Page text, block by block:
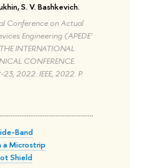
S. V. Bashkevich.
Conference on Actual
Engineering (APEDE’
INTERNATIONAL
CONFERENCE.
2022. IEEE, 2022. P.
Band
a Microstrip
Shield